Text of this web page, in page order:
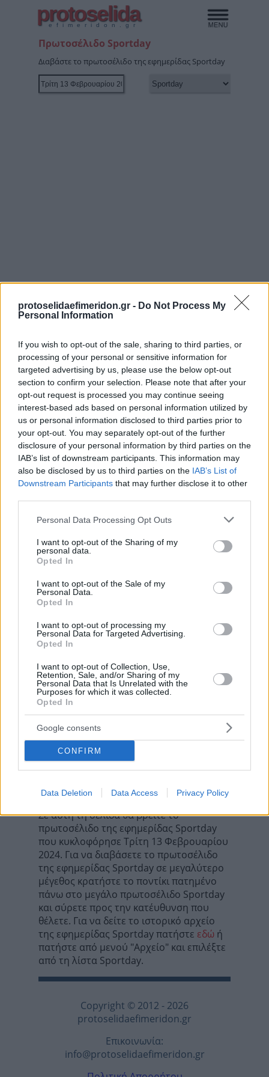
protoselidaefimeridon.gr - Do Not Process My
Personal Information
If you wish to opt-out of the sale, sharing to third parties, or
processing of your personal or sensitive information for
targeted advertising by us, please use the below opt-out
section to confirm your selection. Please note that after your
opt-out request is processed you may continue seeing
interest-based ads based on personal information utilized by
us or personal information disclosed to third parties prior to
your opt-out. You may separately opt-out of the further
disclosure of your personal information by third parties on the
IAB’s list of downstream participants. This information may
also be disclosed by us to third parties on the IAB’s List of
Downstream Participants that may further disclose it to other
Please note that this website/app uses one or more Google
not limited to your visit or usage behaviour. You may click to
grant or deny consent to Google and its third-party tags to
use your data for below specified purposes in below Google
consent section.
Personal Data Processing Opt Outs
I want to opt-out of the Sharing of my
personal data.
Opted In
I want to opt-out of the Sale of my
Personal Data.
Opted In
I want to opt-out of processing my
Personal Data for Targeted Advertising.
Opted In
I want to opt-out of Collection, Use,
Retention, Sale, and/or Sharing of my
Personal Data that Is Unrelated with the
Purposes for which it was collected.
Opted In
Google consents
CONFIRM
Data Deletion Data Access Privacy Policy
protoselida
efimeridon.gr
Πρωτοσέλιδο Sportday
Διαβάστε το πρωτοσέλιδο της εφημερίδας Sportday
Προηγούμενη
Livesport
Επόμενη
Φως των σπορ
Προηγούμενη
Φως των σπορ
Τα σχόλια έχουν απενεργοποιηθεί για
Σε αυτή τη σελίδα θα βρείτε το
πρωτοσέλιδο της εφημερίδας Sportday
που κυκλοφόρησε Τρίτη 13 Φεβρουαρίου
2024. Για να διαβάσετε το πρωτοσέλιδο
της εφημερίδας Sportday σε μεγαλύτερο
μέγεθος κρατήστε το ποντίκι πατημένο
πάνω στο μεγάλο πρωτοσέλιδο Sportday
και σύρετε προς την κατέυθυνση που
θέλετε. Για να δείτε το ιστορικό αρχείο
της εφημερίδας Sportday πατήστε εδώ ή
πατήστε από μενού "Αρχείο" και επιλέξτε
από τη λίστα Sportday.
Copyright © 2012 - 2026
protoselidaefimeridon.gr
Επικοινωνία:
info@protoselidaefimeridon.gr